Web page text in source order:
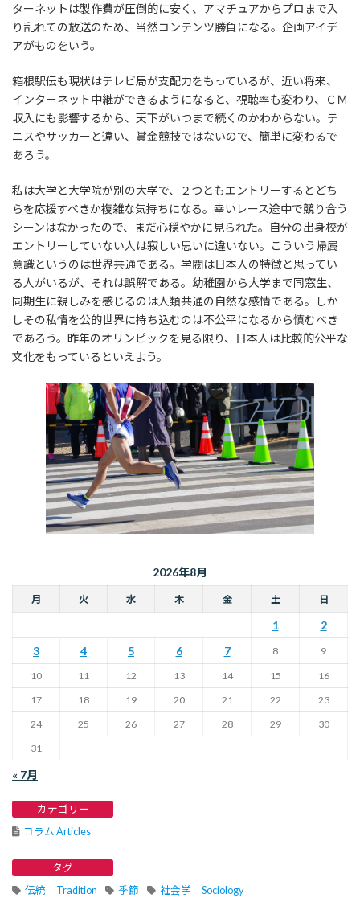
ターネットは製作費が圧倒的に安く、アマチュアからプロまで入
り乱れての放送のため、当然コンテンツ勝負になる。企画アイデ
アがものをいう。
箱根駅伝も現状はテレビ局が支配力をもっているが、近い将来、
インターネット中継ができるようになると、視聴率も変わり、ＣＭ
収入にも影響するから、天下がいつまで続くのかわからない。テ
ニスやサッカーと違い、賞金競技ではないので、簡単に変わるで
あろう。
私は大学と大学院が別の大学で、２つともエントリーするとどち
らを応援すべきか複雑な気持ちになる。幸いレース途中で競り合う
シーンはなかったので、まだ心穏やかに見られた。自分の出身校が
エントリーしていない人は寂しい思いに違いない。こういう帰属
意識というのは世界共通である。学閥は日本人の特徴と思ってい
る人がいるが、それは誤解である。幼稚園から大学まで同窓生、
同期生に親しみを感じるのは人類共通の自然な感情である。しか
しその私情を公的世界に持ち込むのは不公平になるから慎むべき
であろう。昨年のオリンピックを見る限り、日本人は比較的公平な
文化をもっているといえよう。
2026年8月
月 火 水 木 金 土 日
1
2
3
4 5 6 7 8 9
10 11 12 13 14 15
16
17
18 19 20 21 22
23
24
25 26 27 28 29
30
31
« 7月
カテゴリー
コラム Articles
タグ
伝統 Tradition
季節 社会学 Sociology